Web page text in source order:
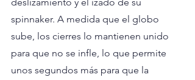
spinnaker. A medida que el globo
sube, los cierres lo mantienen unido
para que no se infle, lo que permite
unos segundos más para que la